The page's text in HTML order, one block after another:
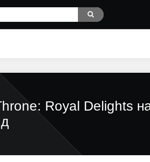
Royal Delights